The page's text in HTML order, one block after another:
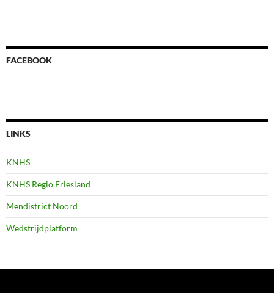
FACEBOOK
LINKS
KNHS
KNHS Regio Friesland
Mendistrict Noord
Wedstrijdplatform